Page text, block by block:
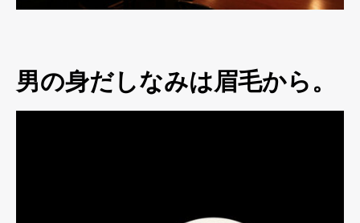
男の身だしなみは眉毛から。